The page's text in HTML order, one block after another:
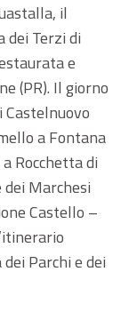
il
dei Terzi di
e
(PR). Il giorno
a Fontana
Rocchetta di
dei Marchesi
Castello –
Parchi e dei